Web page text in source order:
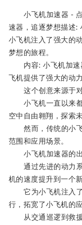
小飞机加速器 - 点
速器，追逐梦想描述:
小飞机注入了强大的
梦想的旅程。
内容: 小飞机加速
飞机提供了强大的动
这个创意来源于对
小飞机一直以来都
空中自由翱翔，探索
然而，传统的小飞
范围和应用场景。
小飞机加速器的出
通过先进的动力系
机的速度提升到一个
它为小飞机注入了
行，拓宽了小飞机的
从交通巡逻到救援